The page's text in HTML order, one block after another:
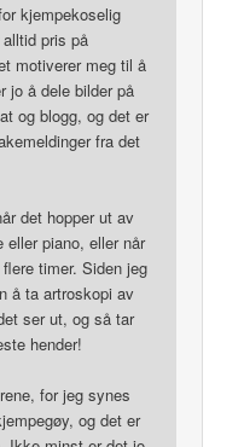
kjempekoselig
pris på
motiverer meg til å
jo å dele bilder på
og blogg, og det er
fra det
det hopper ut av
piano, eller når
timer. Siden jeg
å ta artroskopi av
ser ut, og så tar
hender!
for jeg synes
og det er